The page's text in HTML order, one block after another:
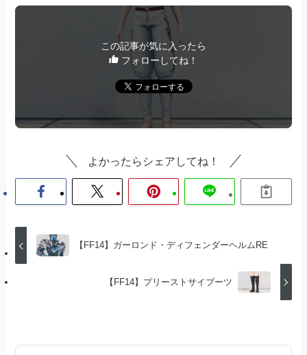
この記事が気に入ったら
フォローしてね！
よかったらシェアしてね！
【FF14】ガーロンド・ディフェンダーヘルムRE
【FF14】プリーストサイブーツ